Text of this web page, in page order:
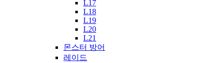
L17
L18
L19
L20
L21
몬스터 방어
레이드